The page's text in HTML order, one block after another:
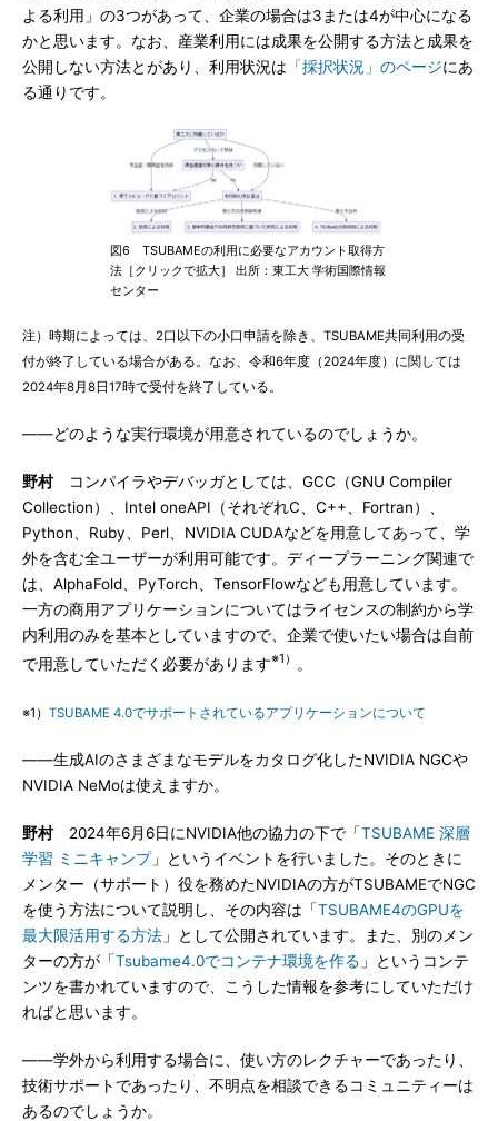
よる利用」の3つがあって、企業の場合は3または4が中心になる
かと思います。なお、産業利用には成果を公開する方法と成果を
公開しない方法とがあり、利用状況は 「採択状況」のページにあ
る通りです。
図6 TSUBAMEの利用に必要なアカウント取得方
法［クリックで拡大］ 出所：東工大 学術国際情報
センター
注）時期によっては、2口以下の小口申請を除き、TSUBAME共同利用の受
付が終了している場合がある。なお、令和6年度（2024年度）に関しては
2024年8月8日17時で受付を終了している。
――どのような実行環境が用意されているのでしょうか。
野村コンパイラやデバッガとしては、GCC（GNU Compiler
Collection）、Intel oneAPI（それぞれC、C++、Fortran）、
Python、Ruby、Perl、NVIDIA CUDAなどを用意してあって、学
外を含む全ユーザーが利用可能です。ディープラーニング関連で
は、AlphaFold、PyTorch、TensorFlowなども用意しています。
一方の商用アプリケーションについてはライセンスの制約から学
内利用のみを基本としていますので、企業で使いたい場合は自前
で用意していただく必要があります※1） 。
※1） TSUBAME 4.0でサポートされているアプリケーションについて
――生成AIのさまざまなモデルをカタログ化したNVIDIA NGCや
NVIDIA NeMoは使えますか。
野村2024年6月6日にNVIDIA他の協力の下で「TSUBAME 深層
学習 ミニキャンプ」というイベントを行いました。そのときに
メンター（サポート）役を務めたNVIDIAの方がTSUBAMEでNGC
を使う方法について説明し、その内容は「TSUBAME4のGPUを
最大限活用する方法 」として公開されています。また、別のメン
ターの方が「Tsubame4.0でコンテナ環境を作る 」というコンテ
ンツを書かれていますので、こうした情報を参考にしていただけ
ればと思います。
――学外から利用する場合に、使い方のレクチャーであったり、
技術サポートであったり、不明点を相談できるコミュニティーは
あるのでしょうか。